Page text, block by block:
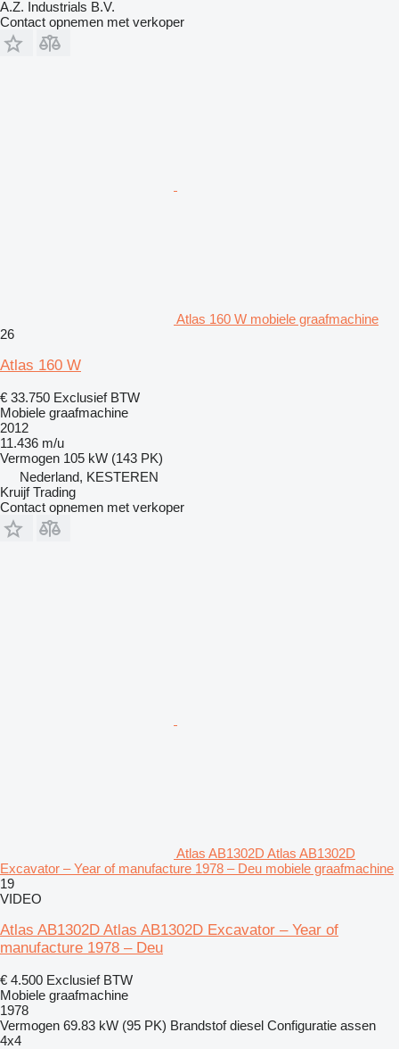
A.Z. Industrials B.V.
Contact opnemen met verkoper
Atlas 160 W mobiele graafmachine
26
Atlas 160 W
€ 33.750 Exclusief BTW
Mobiele graafmachine
2012
11.436 m/u
Vermogen 105 kW (143 PK)
Nederland, KESTEREN
Kruijf Trading
Contact opnemen met verkoper
Atlas AB1302D Atlas AB1302D
Excavator – Year of manufacture 1978 – Deu mobiele graafmachine
19
VIDEO
Atlas AB1302D Atlas AB1302D Excavator – Year of
manufacture 1978 – Deu
€ 4.500 Exclusief BTW
Mobiele graafmachine
1978
Vermogen 69.83 kW (95 PK) Brandstof diesel Configuratie assen
4x4